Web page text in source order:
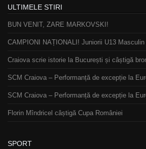
ULTIMELE STIRI
BUN VENIT, ZARE MARKOVSKI!
CAMPIONI NAȚIONALI! Juniorii U13 Masculin
Craiova scrie istorie la București și câștigă
SCM Craiova – Performanță de excepție la
SCM Craiova – Performanță de excepție la
Florin Mîndricel câștigă Cupa României
SPORT